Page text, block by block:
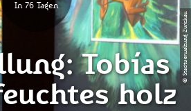
© Stadtverwaltung Zwickau
In 76 Tagen
Tobias
holz